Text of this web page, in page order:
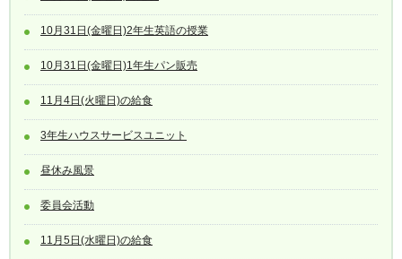
10月31日(金曜日)2年生英語の授業
10月31日(金曜日)1年生パン販売
11月4日(火曜日)の給食
3年生ハウスサービスユニット
昼休み風景
委員会活動
11月5日(水曜日)の給食